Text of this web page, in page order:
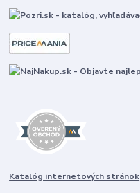
Katalóg internetových stránok